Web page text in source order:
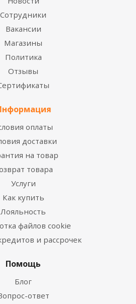
Сотрудники
Вакансии
Магазины
Политика
Отзывы
оплаты
доставки
на товар
товара
Услуги
Как купить
Лояльность
файлов cookie
и рассрочек
Помощь
Блог
ответ